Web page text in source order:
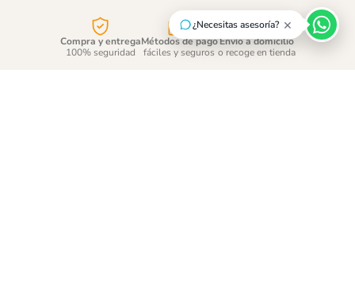
¿Necesitas asesoría? ×
Compra y entrega
100% seguridad
Métodos de pago
fáciles y seguros
Envío a domicilio
o recoge en tienda